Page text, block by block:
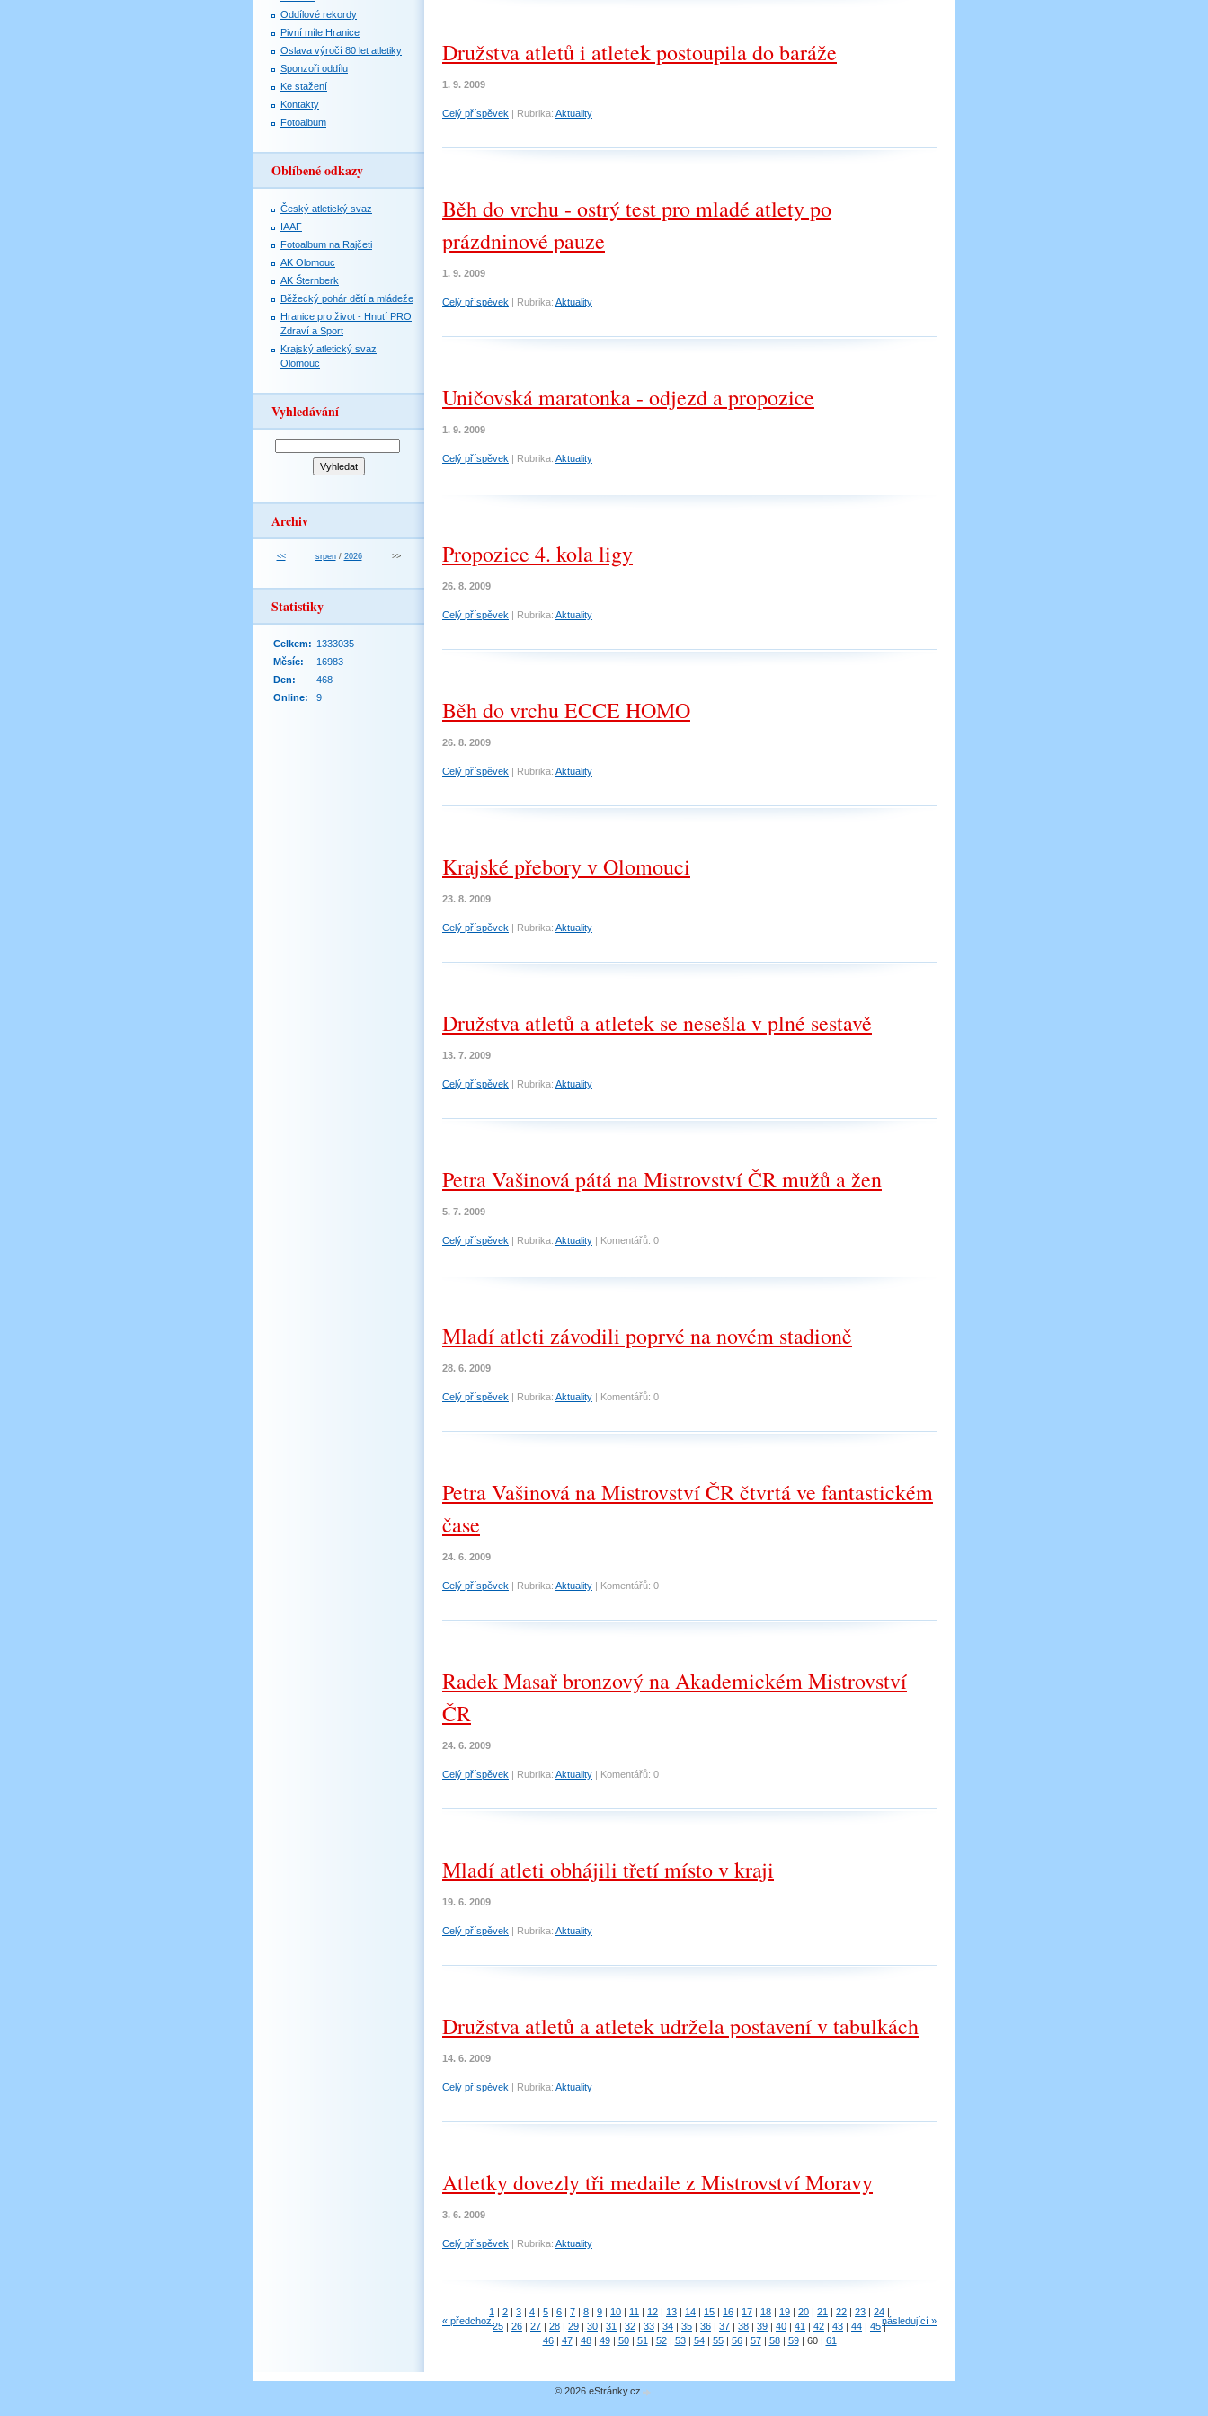
Družstva atletů i atletek postoupila do baráže
1. 9. 2009
Celý příspěvek | Rubrika: Aktuality
Běh do vrchu - ostrý test pro mladé atlety po
prázdninové pauze
1. 9. 2009
Celý příspěvek | Rubrika: Aktuality
Uničovská maratonka - odjezd a propozice
1. 9. 2009
Celý příspěvek | Rubrika: Aktuality
Propozice 4. kola ligy
26. 8. 2009
Celý příspěvek | Rubrika: Aktuality
Běh do vrchu ECCE HOMO
26. 8. 2009
Celý příspěvek | Rubrika: Aktuality
Krajské přebory v Olomouci
23. 8. 2009
Celý příspěvek | Rubrika: Aktuality
Družstva atletů a atletek se nesešla v plné sestavě
13. 7. 2009
Celý příspěvek | Rubrika: Aktuality
Petra Vašinová pátá na Mistrovství ČR mužů a žen
5. 7. 2009
Celý příspěvek | Rubrika: Aktuality | Komentářů: 0
Mladí atleti závodili poprvé na novém stadioně
28. 6. 2009
Celý příspěvek | Rubrika: Aktuality | Komentářů: 0
Petra Vašinová na Mistrovství ČR čtvrtá ve fantastickém
čase
24. 6. 2009
Celý příspěvek | Rubrika: Aktuality | Komentářů: 0
Radek Masař bronzový na Akademickém Mistrovství
ČR
24. 6. 2009
Celý příspěvek | Rubrika: Aktuality | Komentářů: 0
Mladí atleti obhájili třetí místo v kraji
19. 6. 2009
Celý příspěvek | Rubrika: Aktuality
Družstva atletů a atletek udržela postavení v tabulkách
14. 6. 2009
Celý příspěvek | Rubrika: Aktuality
Atletky dovezly tři medaile z Mistrovství Moravy
3. 6. 2009
Celý příspěvek | Rubrika: Aktuality
« předchozí
1 | 2 | 3 | 4 | 5 | 6 | 7 | 8 | 9 | 10 | 11 | 12 | 13 | 14 | 15 | 16 | 17 | 18 | 19 | 20 | 21 | 22 | 23 | 24 |
25 | 26 | 27 | 28 | 29 | 30 | 31 | 32 | 33 | 34 | 35 | 36 | 37 | 38 | 39 | 40 | 41 | 42 | 43 | 44 | 45 |
46 | 47 | 48 | 49 | 50 | 51 | 52 | 53 | 54 | 55 | 56 | 57 | 58 | 59 | 60 | 61
následující »
Oddílové rekordy
Pivní míle Hranice
Oslava výročí 80 let atletiky
Sponzoři oddílu
Ke stažení
Kontakty
Fotoalbum
Oblíbené odkazy
Český atletický svaz
IAAF
Fotoalbum na Rajčeti
AK Olomouc
AK Šternberk
Běžecký pohár dětí a mládeže
Hranice pro život - Hnutí PRO
Zdraví a Sport
Krajský atletický svaz
Olomouc
Vyhledávání
Archiv
<< srpen/ 2026 >>
Statistiky
Online: 9
Celkem: 1333035
Měsíc:
16983
Den:
468
© 2026 eStránky.cz